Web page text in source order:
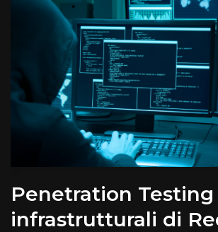
Penetration
infrastrutturali di